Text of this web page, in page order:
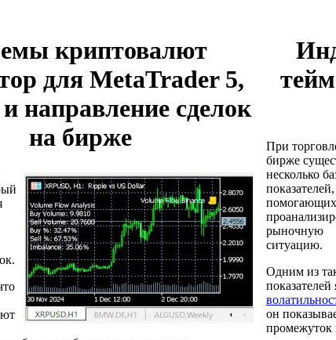
криптовалют
для MetaTrader 5,
направление сделок
на бирже
При
бирже
несколько
показателей,
помогающих
рыночную
ситуацию.
Одним из
показателей
он
промежуток